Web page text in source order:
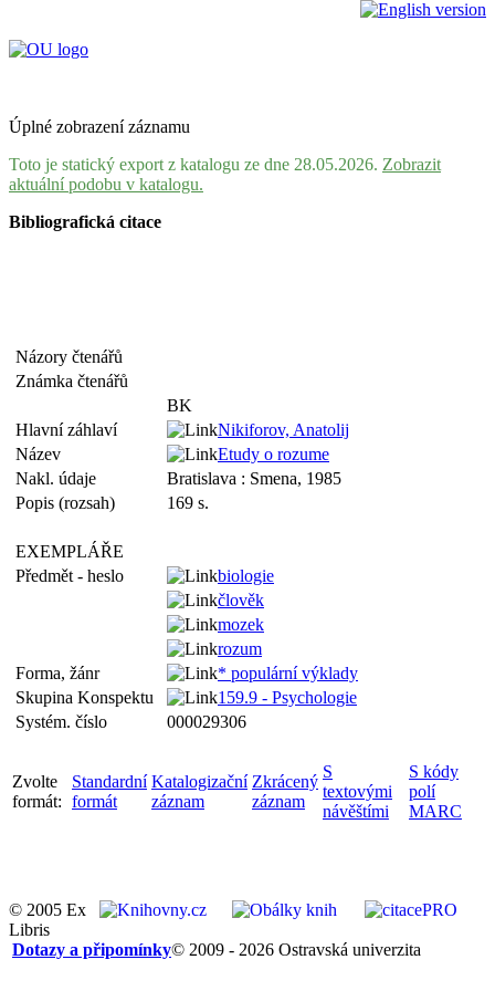
Úplné zobrazení záznamu
Toto je statický export z katalogu ze dne 28.05.2026. Zobrazit
aktuální podobu v katalogu.
Bibliografická citace
Názory čtenářů
Známka čtenářů
BK
Hlavní záhlaví
Nikiforov, Anatolij
Název
Etudy o rozume
Nakl. údaje
Bratislava : Smena, 1985
Popis (rozsah)
169 s.
EXEMPLÁŘE
Předmět - heslo
biologie
člověk
mozek
rozum
Forma, žánr
* populární výklady
Skupina Konspektu
159.9 - Psychologie
Systém. číslo
000029306
Zvolte
formát:
Standardní
formát
Katalogizační
záznam
Zkrácený
záznam
S
textovými
návěštími
S kódy
polí
MARC
© 2005 Ex
Libris
© 2009 - 2026 Ostravská univerzita
Dotazy a připomínky